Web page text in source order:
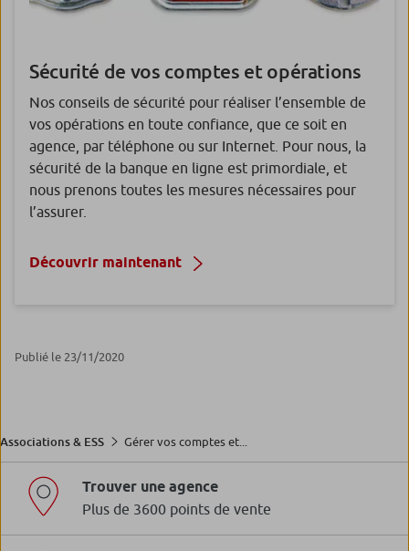
Sécurité de vos comptes et opérations
Nos conseils de sécurité pour réaliser l’ensemble de
vos opérations en toute confiance, que ce soit en
agence, par téléphone ou sur Internet. Pour nous, la
sécurité de la banque en ligne est primordiale, et
nous prenons toutes les mesures nécessaires pour
l’assurer.
Découvrir maintenant
Publié le 23/11/2020
Associations & ESS Gérer vos comptes et...
Trouver une agence
Plus de 3600 points de vente